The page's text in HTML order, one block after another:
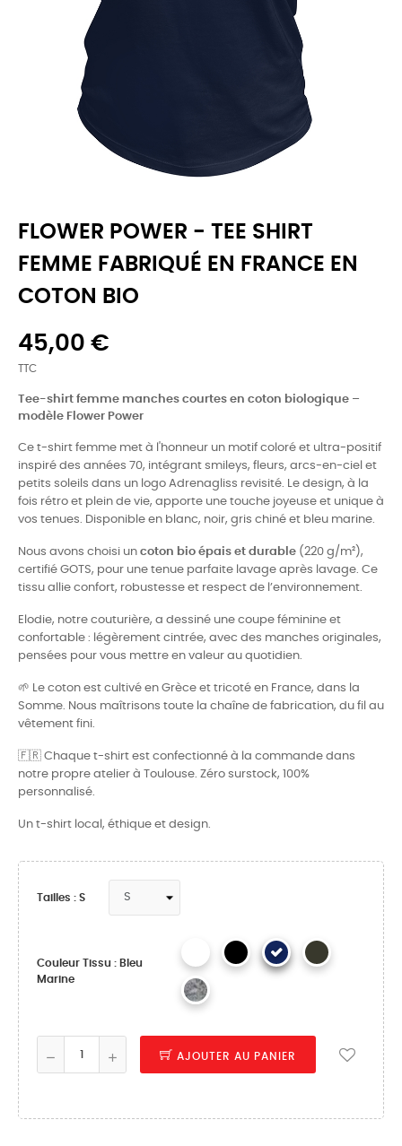
FLOWER POWER - TEE SHIRT
FEMME FABRIQUÉ EN FRANCE EN
COTON BIO
45,00 €
TTC
Tee-shirt femme manches courtes en coton biologique –
modèle Flower Power
Ce t-shirt femme met à l'honneur un motif coloré et ultra-positif
inspiré des années 70, intégrant smileys, fleurs, arcs-en-ciel et
petits soleils dans un logo Adrenagliss revisité. Le design, à la
fois rétro et plein de vie, apporte une touche joyeuse et unique à
vos tenues. Disponible en blanc, noir, gris chiné et bleu marine.
Nous avons choisi un coton bio épais et durable (220 g/m²),
certifié GOTS, pour une tenue parfaite lavage après lavage. Ce
tissu allie confort, robustesse et respect de l’environnement.
Elodie, notre couturière, a dessiné une coupe féminine et
confortable : légèrement cintrée, avec des manches originales,
pensées pour vous mettre en valeur au quotidien.
🌱 Le coton est cultivé en Grèce et tricoté en France, dans la
Somme. Nous maîtrisons toute la chaîne de fabrication, du fil au
vêtement fini.
🇫🇷 Chaque t-shirt est confectionné à la commande dans
notre propre atelier à Toulouse. Zéro surstock, 100%
personnalisé.
Un t-shirt local, éthique et design.
Tailles : S
Couleur Tissu : Bleu
Marine
AJOUTER AU PANIER